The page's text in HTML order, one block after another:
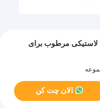
مرطوب برای
الان چت کن